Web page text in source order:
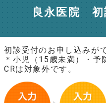
良永医院 初
初診受付のお申し込みが
＊小児（15歳未満）・予
CRは対象外です。